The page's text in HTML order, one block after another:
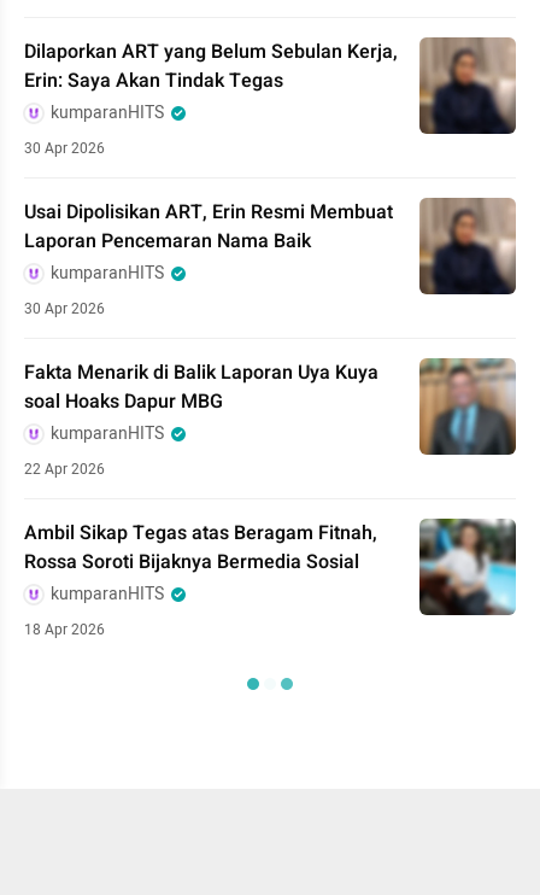
Dilaporkan ART yang Belum Sebulan Kerja,
Erin: Saya Akan Tindak Tegas
kumparanHITS
30 Apr 2026
Usai Dipolisikan ART, Erin Resmi Membuat
Laporan Pencemaran Nama Baik
kumparanHITS
30 Apr 2026
Fakta Menarik di Balik Laporan Uya Kuya
soal Hoaks Dapur MBG
kumparanHITS
22 Apr 2026
Ambil Sikap Tegas atas Beragam Fitnah,
Rossa Soroti Bijaknya Bermedia Sosial
kumparanHITS
18 Apr 2026